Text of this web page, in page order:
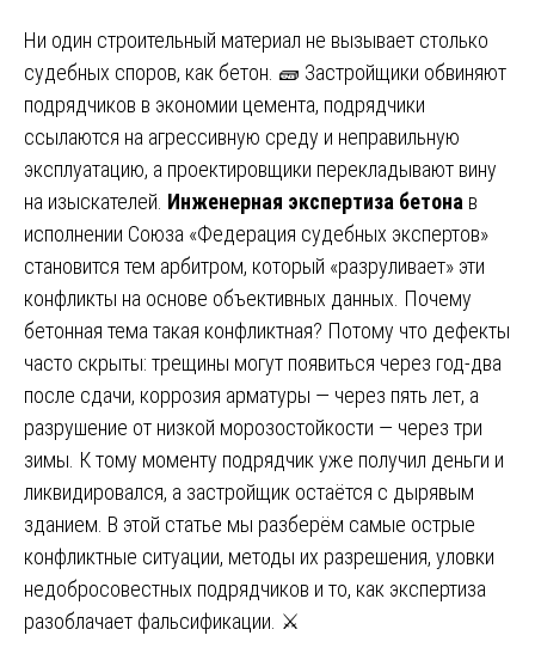
Ни один строительный материал не вызывает столько
судебных споров, как бетон. 🧱 Застройщики обвиняют
подрядчиков в экономии цемента, подрядчики
ссылаются на агрессивную среду и неправильную
эксплуатацию, а проектировщики перекладывают вину
на изыскателей. Инженерная экспертиза бетона в
исполнении Союза «Федерация судебных экспертов»
становится тем арбитром, который «разруливает» эти
конфликты на основе объективных данных. Почему
бетонная тема такая конфликтная? Потому что дефекты
часто скрыты: трещины могут появиться через год-два
после сдачи, коррозия арматуры — через пять лет, а
разрушение от низкой морозостойкости — через три
зимы. К тому моменту подрядчик уже получил деньги и
ликвидировался, а застройщик остаётся с дырявым
зданием. В этой статье мы разберём самые острые
конфликтные ситуации, методы их разрешения, уловки
недобросовестных подрядчиков и то, как экспертиза
разоблачает фальсификации. ⚔️